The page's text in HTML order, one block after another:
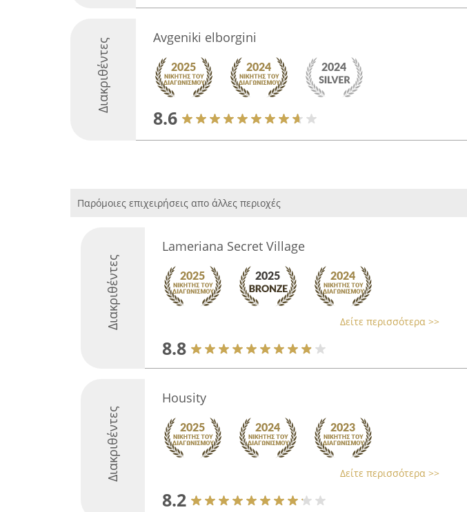
Διακριθέντες Avgeniki elborgini
8.6
Παρόμοιες επιχειρήσεις απο άλλες περιοχές
Διακριθέντες
Lameriana Secret Village
Δείτε περισσότερα >>
8.8
Διακριθέντες
Housity
Δείτε περισσότερα >>
8.2